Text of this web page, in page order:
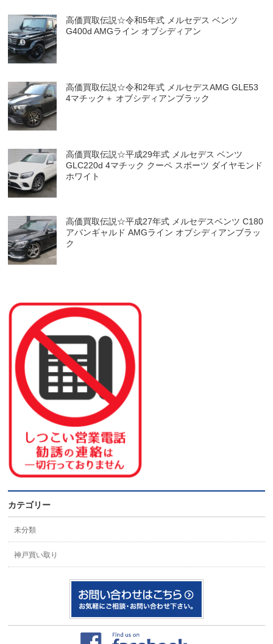
高価買取伝説☆令和5年式 メルセデス ベンツ
G400d AMGライン オブシディアン
高価買取伝説☆令和2年式 メルセデスAMG GLE53
4マチック＋ オブシディアンブラック
高価買取伝説☆平成29年式 メルセデス ベンツ
GLC220d 4マチック クーペ スポーツ ダイヤモンド
ホワイト
高価買取伝説☆平成27年式 メルセデスベンツ C180
アバンギャルド AMGライン オブシディアンブラッ
ク
カテゴリー
未分類
神戸買い取り